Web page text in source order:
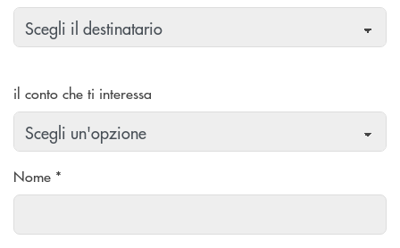
il conto che ti interessa
Nome *